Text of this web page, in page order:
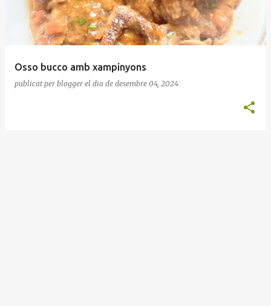
Osso bucco amb xampinyons
publicat per blogger el dia de desembre 04, 2024